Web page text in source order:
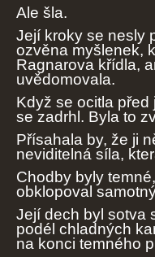
Ale šla.
Její kroky se nesly
ozvěna myšlenek,
Ragnarova křídla,
uvědomovala.
Když se ocitla
se zadrhl. Byla to
Přísahala by, že ji
neviditelná síla,
Chodby byly
obklopoval
Její dech byl sotva
podél chladných
na konci temného